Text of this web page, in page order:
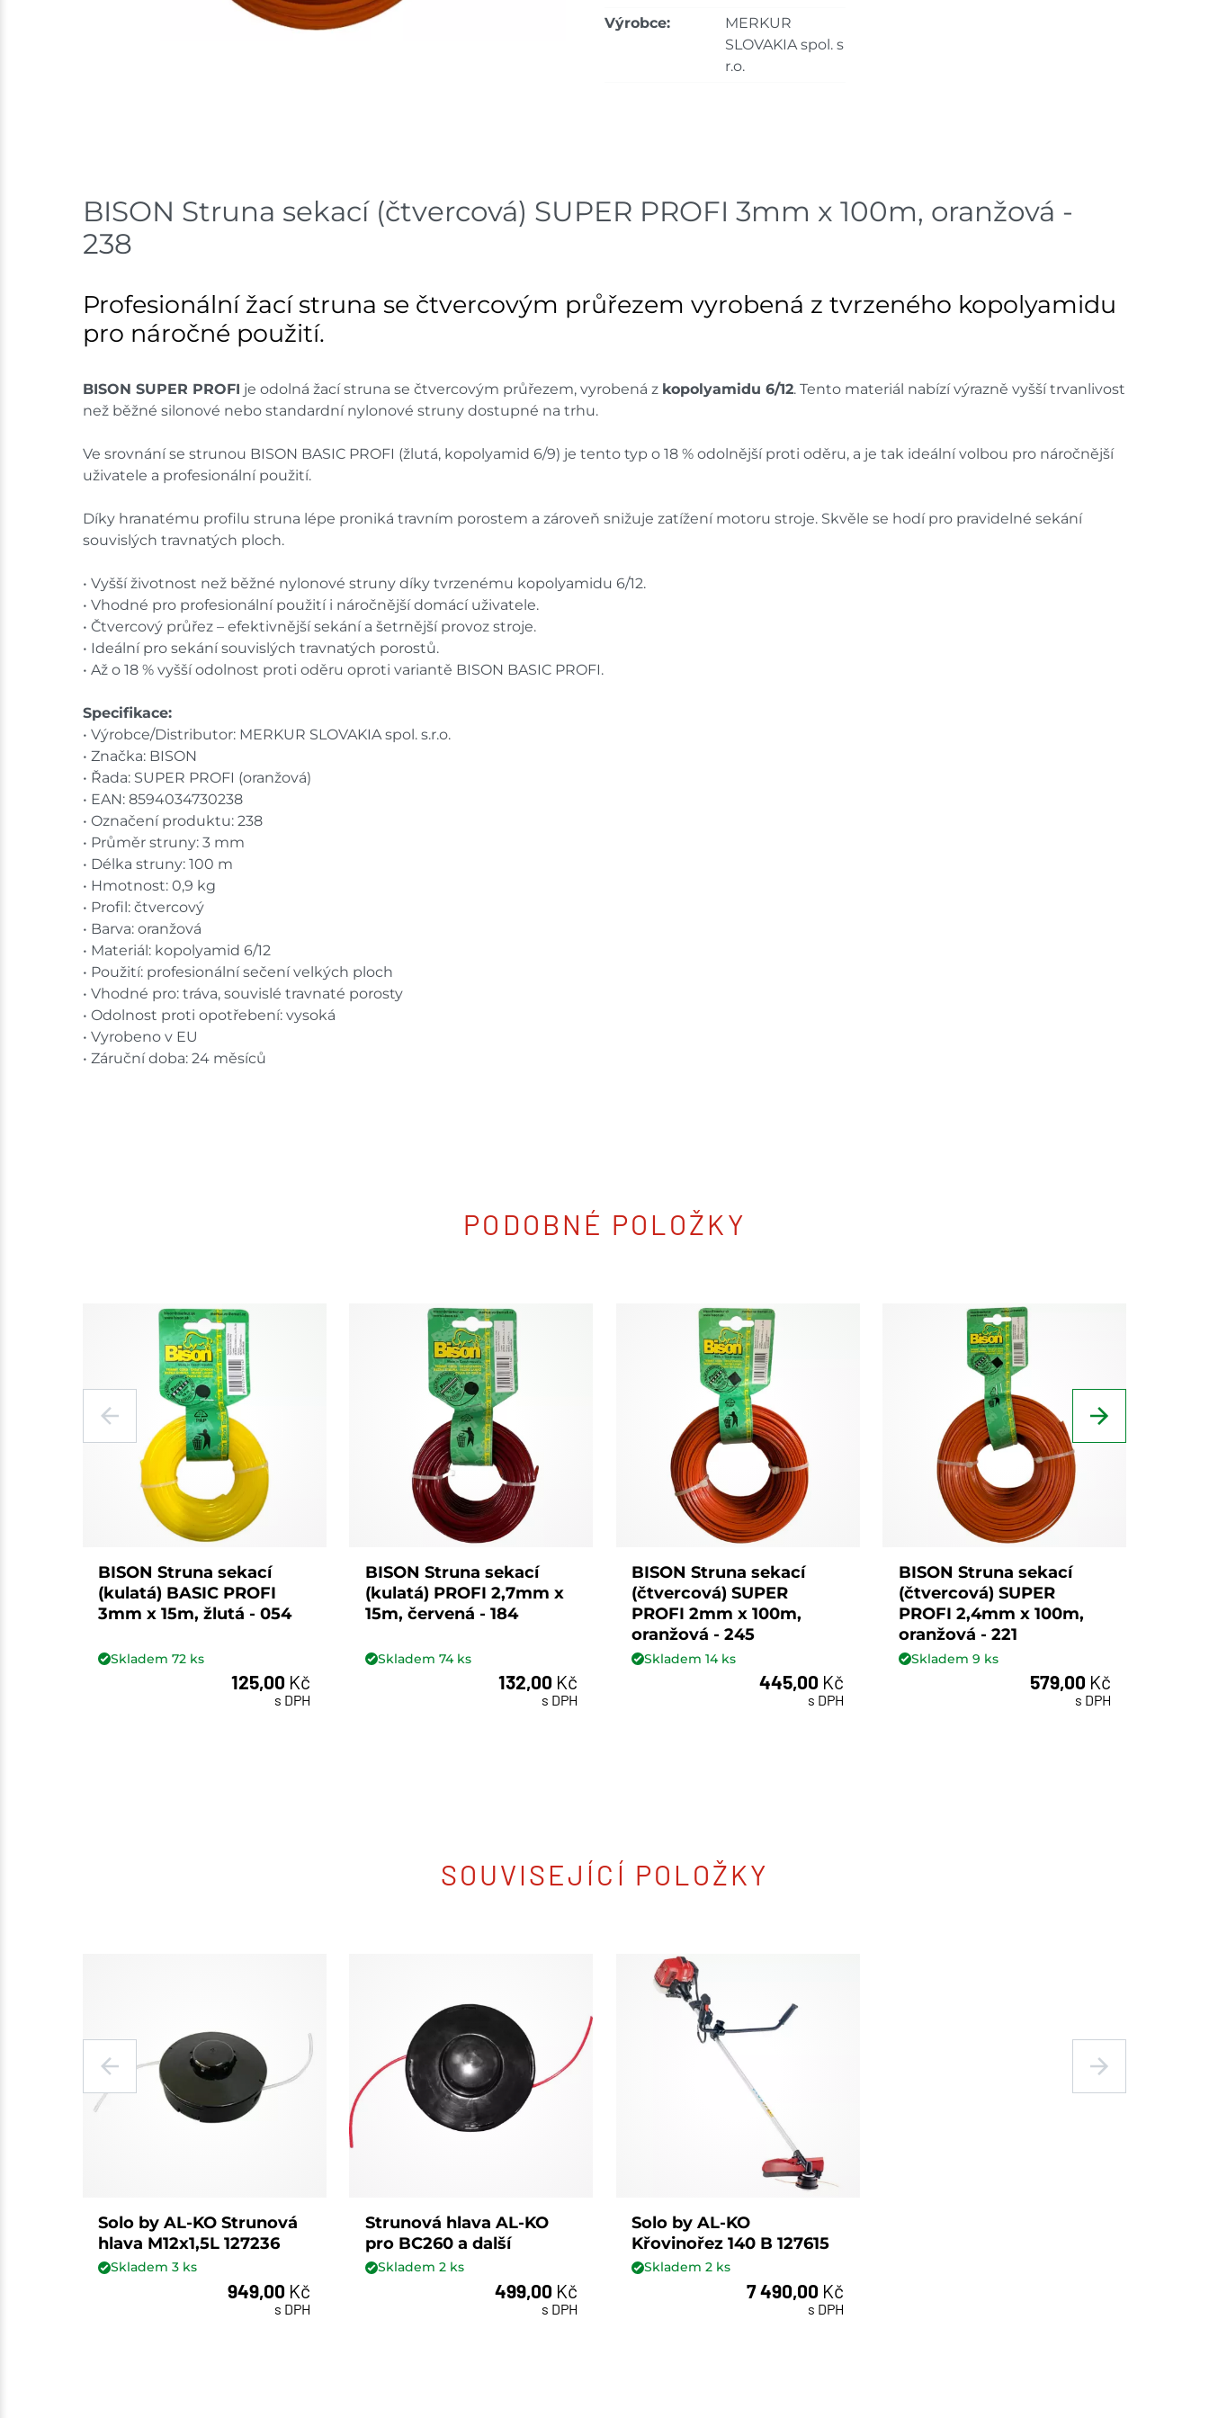
dnů
Skladem na prodejně - doručení do 7
Výrobce:
MERKUR
SLOVAKIA spol. s
r.o.
BISON Struna sekací (čtvercová) SUPER PROFI 3mm x 100m, oranžová -
238
Profesionální žací struna se čtvercovým průřezem vyrobená z tvrzeného kopolyamidu
pro náročné použití.
BISON SUPER PROFI je odolná žací struna se čtvercovým průřezem, vyrobená z kopolyamidu 6/12. Tento materiál nabízí výrazně vyšší trvanlivost
než běžné silonové nebo standardní nylonové struny dostupné na trhu.
Ve srovnání se strunou BISON BASIC PROFI (žlutá, kopolyamid 6/9) je tento typ o 18 % odolnější proti oděru, a je tak ideální volbou pro náročnější
uživatele a profesionální použití.
Díky hranatému profilu struna lépe proniká travním porostem a zároveň snižuje zatížení motoru stroje. Skvěle se hodí pro pravidelné sekání
souvislých travnatých ploch.
• Vyšší životnost než běžné nylonové struny díky tvrzenému kopolyamidu 6/12.
• Vhodné pro profesionální použití i náročnější domácí uživatele.
• Čtvercový průřez – efektivnější sekání a šetrnější provoz stroje.
• Ideální pro sekání souvislých travnatých porostů.
• Až o 18 % vyšší odolnost proti oděru oproti variantě BISON BASIC PROFI.
Specifikace:
• Výrobce/Distributor: MERKUR SLOVAKIA spol. s.r.o.
• Značka: BISON
• Řada: SUPER PROFI (oranžová)
• EAN: 8594034730238
• Označení produktu: 238
• Průměr struny: 3 mm
• Délka struny: 100 m
• Hmotnost: 0,9 kg
• Profil: čtvercový
• Barva: oranžová
• Materiál: kopolyamid 6/12
• Použití: profesionální sečení velkých ploch
• Vhodné pro: tráva, souvislé travnaté porosty
• Odolnost proti opotřebení: vysoká
• Vyrobeno v EU
• Záruční doba: 24 měsíců
PODOBNÉ POLOŽKY
BISON Struna sekací
(kulatá) BASIC PROFI
3mm x 15m, žlutá - 054
Skladem72 ks
125,00 Kč
s DPH
BISON Struna sekací
(kulatá) PROFI 2,7mm x
15m, červená - 184
Skladem 74ks
132,00 Kč
s DPH
BISON Struna sekací
(čtvercová) SUPER
PROFI 2mm x 100m,
oranžová - 245
Skladem14ks
445,00 Kč
s DPH
BISON Struna sekací
(čtvercová) SUPER
PROFI 2,4mm x 100m,
oranžová - 221
Skladem 9 ks
579,00 Kč
s DPH
SOUVISEJÍCÍ POLOŽKY
Solo by AL-KO Strunová
hlava M12x1,5L 127236
Skladem3 ks
949,00 Kč
s DPH
Strunová hlava AL-KO
pro BC260 a další
Skladem 2ks
499,00 Kč
s DPH
Solo by AL-KO
Křovinořez 140 B 127615
Skladem2 ks
7 490,00 Kč
s DPH